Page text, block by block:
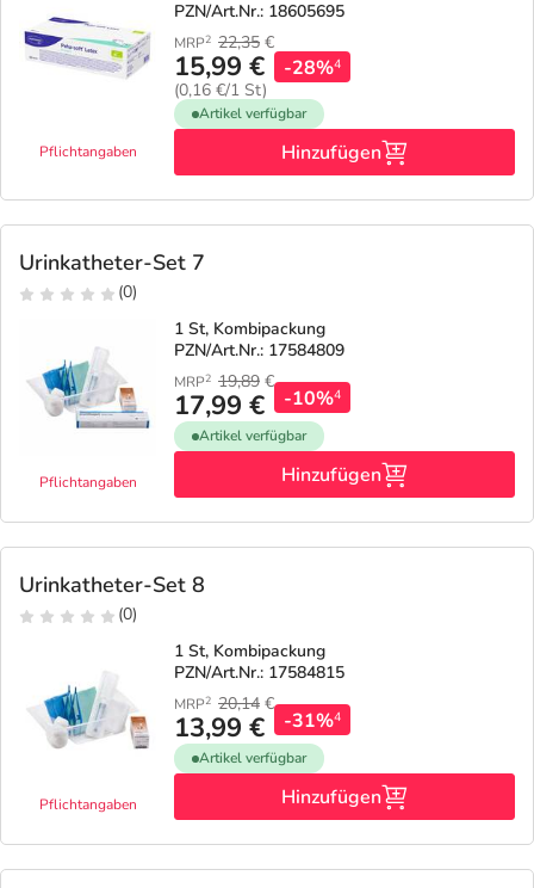
Pflichtangaben
PZN/Art.Nr.: 18605695
MRP2 22,35 €
15,99 €
(0,16 €/1 St)
-28%4
Artikel verfügbar
Hinzufügen
Urinkatheter-Set 7
(0)
Pflichtangaben
1 St, Kombipackung
PZN/Art.Nr.: 17584809
MRP2 19,89 €
17,99 € -10%4
Artikel verfügbar
Hinzufügen
Urinkatheter-Set 8
(0)
Pflichtangaben
1 St, Kombipackung
PZN/Art.Nr.: 17584815
MRP2 20,14 €
13,99 € -31%4
Artikel verfügbar
Hinzufügen